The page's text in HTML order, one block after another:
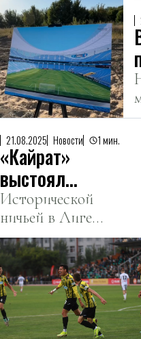
серии пенальти
открывает
новую
страницу в
истории клуба.
21.08.2025 Новости 1 мин.
«Кайрат»
выстоял
против
«Селтика» в
гостях
Исторической
ничьей в Лиге
Чемпионов
отметился
казахстанский
клуб, сыграв с
шотландцами.